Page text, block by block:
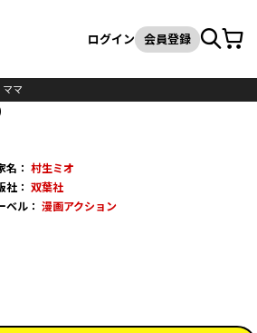
検索
ログイン 会員登録カート
ママ
名： 村生ミオ
社： 双葉社
ベル： 漫画アクション